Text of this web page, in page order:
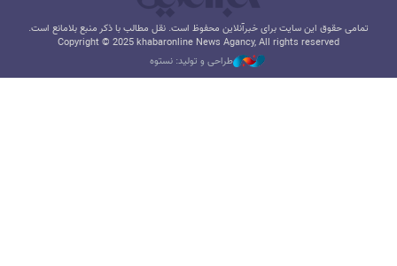
تمامی حقوق این سایت برای خبرآنلاین محفوظ است. نقل مطالب با ذکر منبع بلامانع است.
Copyright © 2025 khabaronline News Agancy, All rights reserved
طراحی و تولید: نستوه